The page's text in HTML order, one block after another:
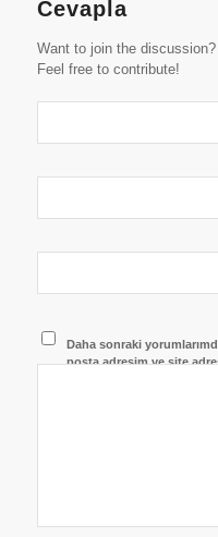
Cevapla
Want to join the discussion?
Feel free to contribute!
Daha sonraki
posta adresim ve site